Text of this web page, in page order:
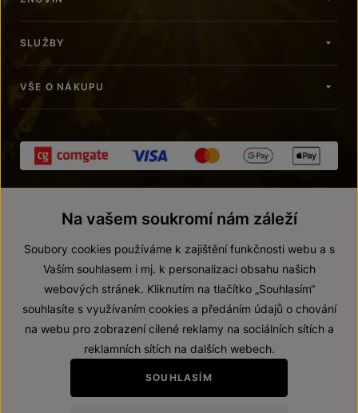
SLUŽBY
VŠE O NÁKUPU
© 2026 ZNOVÍN ZNOJMO, a. s.
Prohlášení o přístupnosti
Zákaz prodeje alkoholických nápojů osobám mladším 18 let.
Na vašem soukromí nám záleží
Soubory cookies používáme k zajištění funkčnosti webu a s
Vaším souhlasem i mj. k personalizaci obsahu našich
webových stránek. Kliknutím na tlačítko „Souhlasím“
souhlasíte s využívaním cookies a předáním údajů o chování
na webu pro zobrazení cílené reklamy na sociálních sítích a
reklamních sítích na dalších webech.
SOUHLASÍM